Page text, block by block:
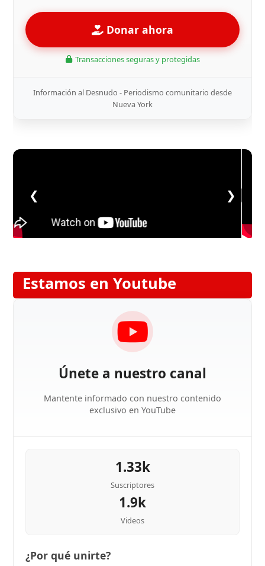
Donar ahora
Transacciones seguras y protegidas
Información al Desnudo - Periodismo comunitario desde
Nueva York
❮ ❯
Estamos en Youtube
Únete a nuestro canal
Mantente informado con nuestro contenido
exclusivo en YouTube
1.33k
Suscriptores
1.9k
Videos
¿Por qué unirte?